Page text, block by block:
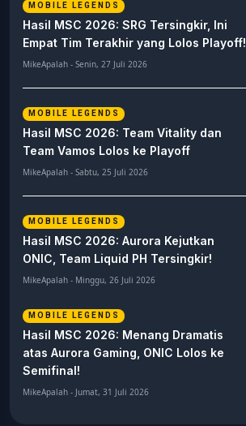
MOBILE LEGENDS
Hasil MSC 2026: SRG Tersingkir, Ini
Empat Tim Terakhir yang Lolos Playoff!
MikeApalah - Senin, 27 Juli 2026
MOBILE LEGENDS
Hasil MSC 2026: Team Vitality dan
Team Vamos Lolos ke Playoff
MikeApalah - Sabtu, 25 Juli 2026
MOBILE LEGENDS
Hasil MSC 2026: Aurora Kejutkan
ONIC, Team Liquid PH Tersingkir!
MikeApalah - Minggu, 26 Juli 2026
MOBILE LEGENDS
Hasil MSC 2026: Menang Dramatis
atas Aurora Gaming, ONIC Lolos ke
Semifinal!
MikeApalah - Jumat, 31 Juli 2026